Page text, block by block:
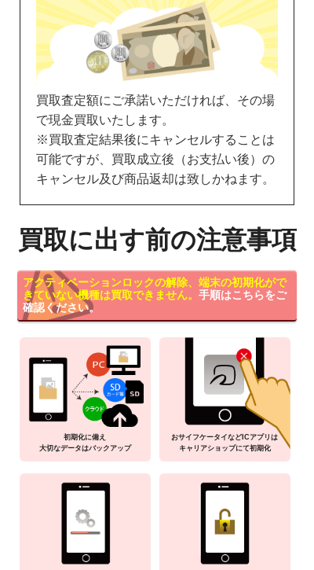
買取査定額にご承諾いただければ、その場
で現金買取いたします。
※買取査定結果後にキャンセルすることは
可能ですが、買取成立後（お支払い後）の
キャンセル及び商品返却は致しかねます。
買取に出す前の注意事項
アクティベーションロックの解除、端末の初期化がで
きていない機種は買取できません。 手順はこちらをご
確認ください。
初期化に備え
大切なデータはバックアップ
おサイフケータイなどICアプリは
キャリアショップにて初期化